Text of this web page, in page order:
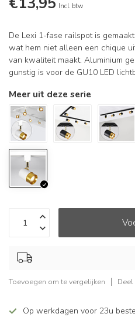
Incl. btw
De Lexi 1-fase railspot is
wat hem niet alleen een chique
van kwaliteit maakt. Aluminium
gunstig is voor de GU10 LED
Meer uit deze serie
Toevoegen om te vergelijken
Op werkdagen voor 23u